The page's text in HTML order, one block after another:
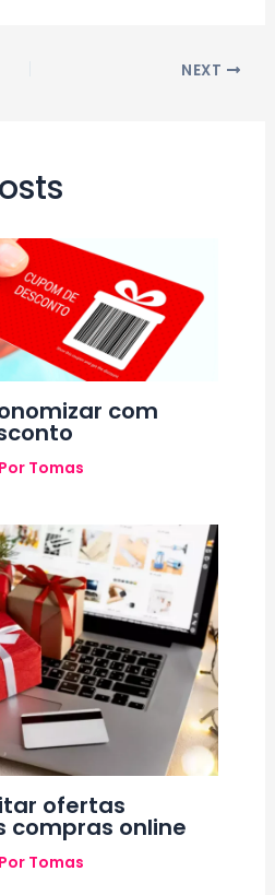
NEXT
com
Tomas
ofertas
compras online
Tomas